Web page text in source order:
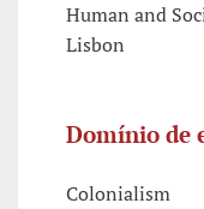
Human and
Lisbon
Domínio de
Colonialism